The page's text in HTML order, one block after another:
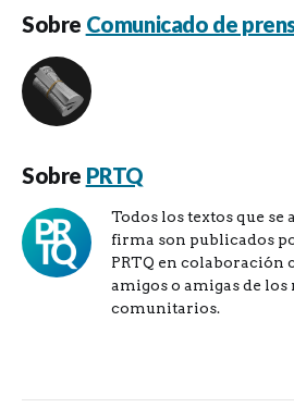
Sobre Comunicado de
Sobre PRTQ
Todos los textos que se
firma son publicados
PRTQ en colaboración
amigos o amigas de
comunitarios.